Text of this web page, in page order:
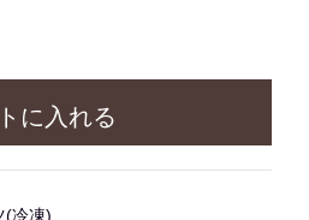
に入れる
(冷凍)